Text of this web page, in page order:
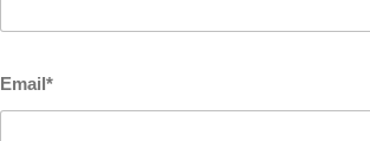
Email*